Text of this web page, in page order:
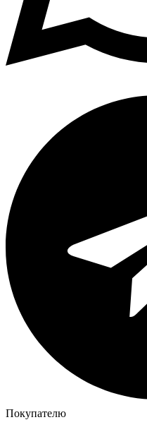
Покупателю